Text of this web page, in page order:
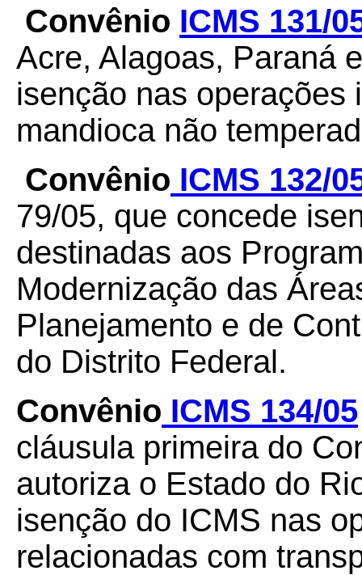
Convênio ICMS 131/
Acre, Alagoas, Paraná
isenção nas operações
mandioca não
Convênio ICMS 132/
79/05, que concede
destinadas aos
Modernização das
Planejamento e de
do Distrito Federal.
Convênio ICMS 134/05
cláusula primeira do
autoriza o Estado do
isenção do ICMS nas
relacionadas com